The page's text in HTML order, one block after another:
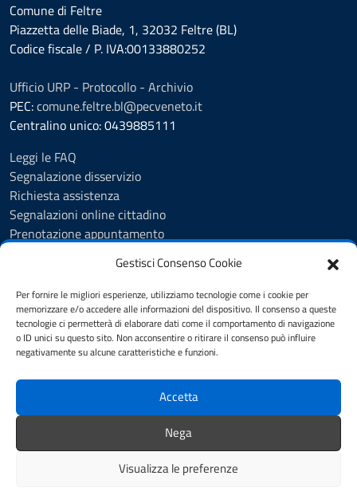
Gestisci Consenso Cookie
Per fornire le migliori esperienze, utilizziamo tecnologie come i cookie per
memorizzare e/o accedere alle informazioni del dispositivo. Il consenso a queste
tecnologie ci permetterà di elaborare dati come il comportamento di navigazione
o ID unici su questo sito. Non acconsentire o ritirare il consenso può influire
negativamente su alcune caratteristiche e funzioni.
Accetta
Nega
Visualizza le preferenze
Comune di Feltre
Piazzetta delle Biade, 1, 32032 Feltre (BL)
Codice fiscale / P. IVA:00133880252
Ufficio URP - Protocollo - Archivio
PEC:comune.feltre.bl@pecveneto.it
Centralino unico: 0439885111
Leggi le FAQ
Segnalazione disservizio
Richiesta assistenza
Segnalazioni online cittadino
Prenotazione appuntamento
Amministrazione trasparente
Informativa privacy
Cookie Policy (UE)
Dichiarazione di accessibilità
SEGUICI SU
Facebook